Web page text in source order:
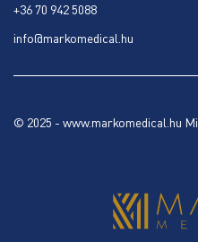
+36 70 942 5088
info@markomedical.hu
© 2025 - www.markomedical.hu